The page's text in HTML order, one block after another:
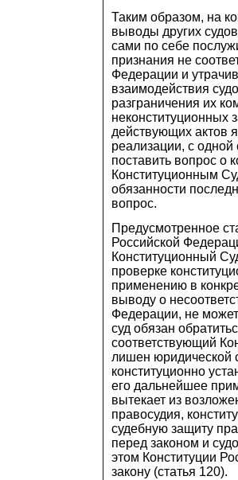
Таким образом, на
выводы других
сами по себе
признания не
Федерации и
взаимодействия
разграничения их
неконституционных
действующих актов
реализации, с
поставить вопрос о
Конституционным
обязанности
вопрос.
Предусмотренное
Российской
Конституционный
проверке
применению в
выводу о
Федерации, не может
суд обязан
соответствующий
лишен юридической
конституционно
его дальнейшее
вытекает из
правосудия,
судебную защиту
перед законом и
этом Конституции
закону (статья 120).